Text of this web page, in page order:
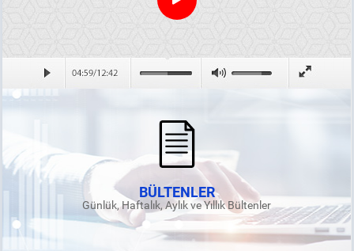
BÜLTENLER
Günlük, Haftalık, Aylık ve Yıllık Bültenler